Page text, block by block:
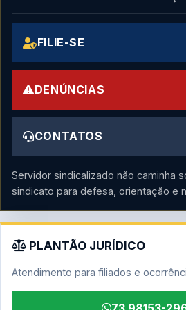
FILIE-SE
DENÚNCIAS
CONTATOS
Servidor sindicalizado não caminha
sindicato para defesa, orientação e
PLANTÃO JURÍDICO
Atendimento para filiados e